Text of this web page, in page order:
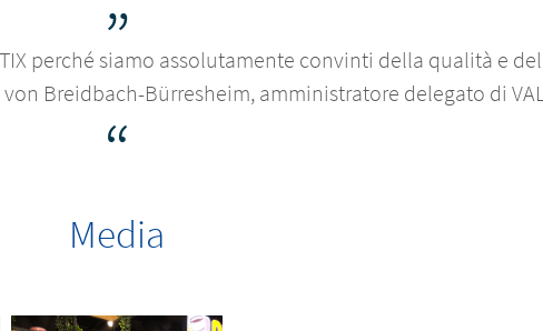
perché siamo assolutamente convinti della qualità e
Breidbach-Bürresheim, amministratore delegato di
Media